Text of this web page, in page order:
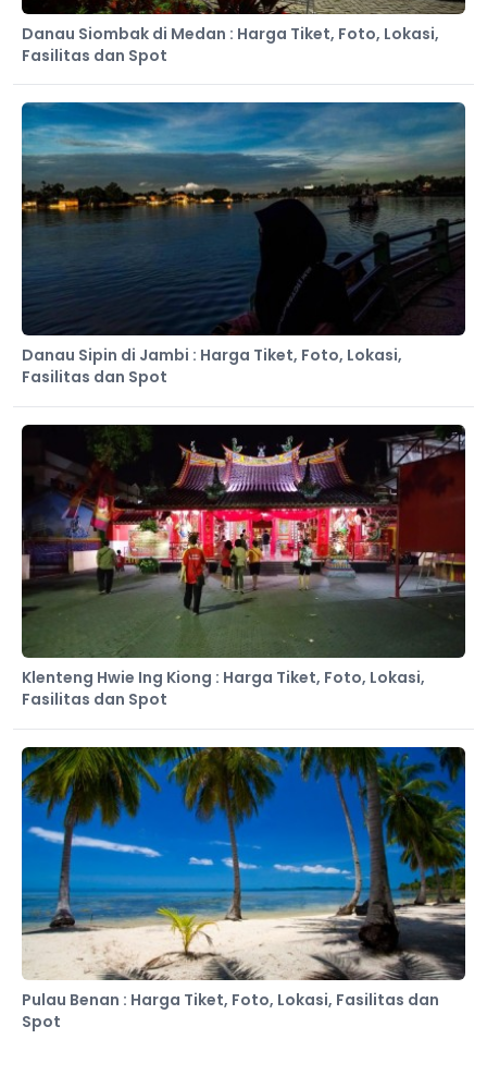
Danau Siombak di Medan : Harga Tiket, Foto, Lokasi,
Fasilitas dan Spot
Danau Sipin di Jambi : Harga Tiket, Foto, Lokasi,
Fasilitas dan Spot
Klenteng Hwie Ing Kiong : Harga Tiket, Foto, Lokasi,
Fasilitas dan Spot
Pulau Benan : Harga Tiket, Foto, Lokasi, Fasilitas dan
Spot